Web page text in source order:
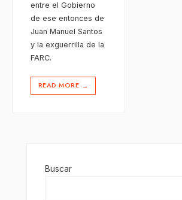
entre el Gobierno
de ese entonces de
Juan Manuel Santos
y la exguerrilla de la
FARC.
READ MORE →
Buscar